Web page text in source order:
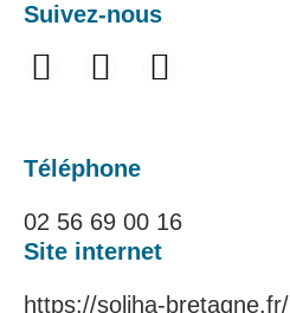
Suivez-nous
Téléphone
02 56 69 00 16
Site internet
https://soliha-bretagne.fr/